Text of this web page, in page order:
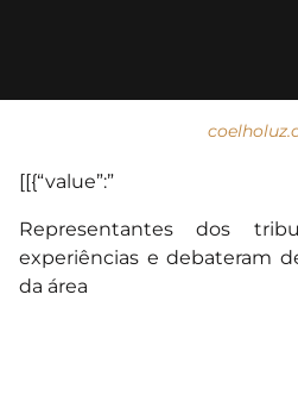
[[{“value”:”
Representantes dos
experiências e debateram
da área